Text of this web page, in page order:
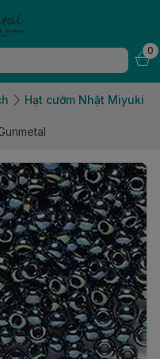
0
Hạt cườm Nhật Miyuki